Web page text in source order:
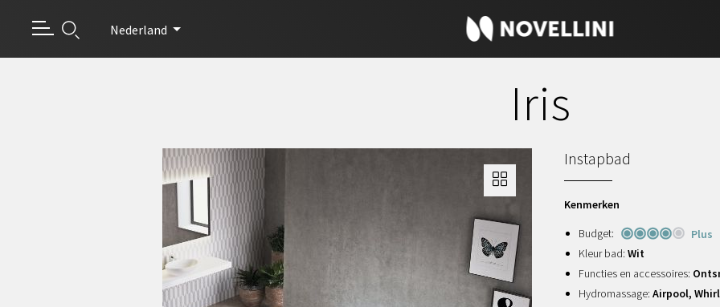
Nederland
Iris
Instapbad
Kenmerken
Budget:
Plus
Kleur bad: Wit
Functies en accessoires:
Hydromassage: Airpool,